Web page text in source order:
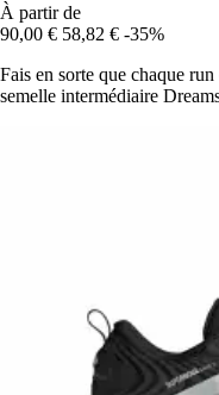
À partir de
90,00 € 58,82 € -35%
Fais en sorte que chaque
semelle intermédiaire